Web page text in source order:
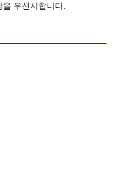
을 우선시합니다.